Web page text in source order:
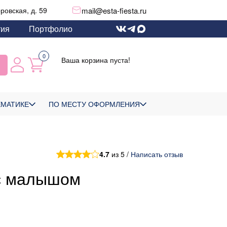
д. 59 mail@esta-fiesta.ru
Портфолио
0 Ваша корзина пуста!
ПО МЕСТУ ОФОРМЛЕНИЯ
4.7 из 5 / Написать отзыв
малышом